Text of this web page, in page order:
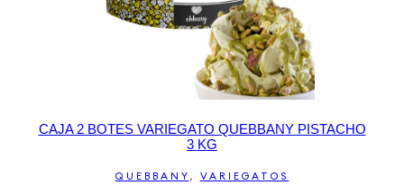
CAJA 2 BOTES VARIEGATO QUEBBANY PISTACHO
3 KG
QUEBBANY , VARIEGATOS